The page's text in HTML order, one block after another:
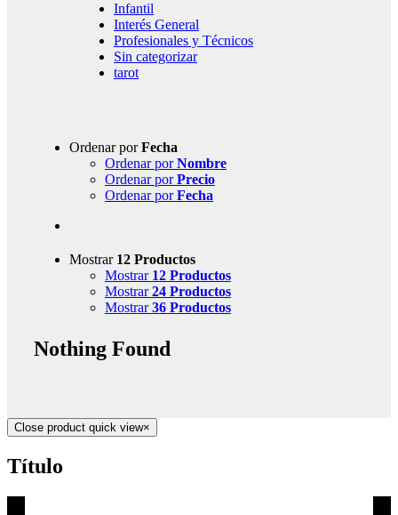
Infantil
Interés General
Profesionales y Técnicos
Sin categorizar
tarot
Ordenar porFecha
Ordenar porNombre
Ordenar porPrecio
Ordenar porFecha
Mostrar 12 Productos
Mostrar 12 Productos
Mostrar24 Productos
Mostrar36 Productos
Nothing Found
Close product quick view×
Título